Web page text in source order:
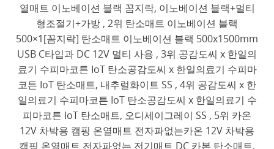
열매트 이노베이션 블랙 꼼지락, 이노베이션 블랙+멀티
형조절기+가방 , 2위 탄소매트 이노베이션 블랙
500×1[꼼지락] 탄소매트 이노베이션 블랙 500x1500mm
USB C타입과 DC 12V 멀티 사용 , 3위 공감도씨 x 한일의
료기 수피마코튼 IoT 탄소공감도씨 x 한일의료기 수피마
코튼 IoT 탄소매트, 내추럴화이트 SS , 4위 공감도씨 x 한
일의료기 수피마코튼 IoT 탄소공감도씨 x 한일의료기 수
피마코튼 IoT 탄소매트, 오디세이그레이 SS , 5위 카온
12V 차박용 캠핑 온열매트 전자파없는카온 12V 차박용
캠핑 온열매트 전자파없는 전기매트 DC 카본 탄소매트,